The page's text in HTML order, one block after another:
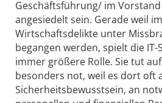
Geschäftsführung/ im
angesiedelt sein. Gerade weil
Wirtschaftsdelikte unter
begangen werden, spielt die
immer größere Rolle. Sie tut
besonders not, weil es dort oft
Sicherheitsbewusstsein, an